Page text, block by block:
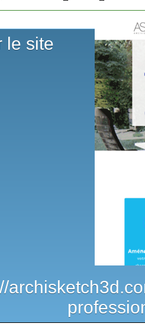
le site